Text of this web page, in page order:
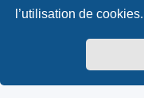
l’utilisation de cookies.